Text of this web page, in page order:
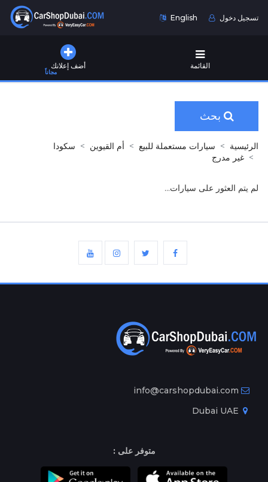
English تسجيل دخول
أضف إعلانك
مجاناً
القائمة
بحث
الرئيسية سيارات مستعملة للبيع أم القيوين
سكودا
غير مدرج
لم يتم العثور على سيارات...
info@carshopdubai.com
متوفر على :